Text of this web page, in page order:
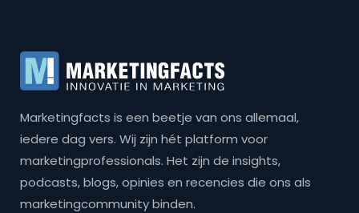
Marketingfacts is een beetje van ons allemaal,
iedere dag vers. Wij zijn hét platform voor
marketingprofessionals. Het zijn de insights,
podcasts, blogs, opinies en recencies die ons als
marketingcommunity binden.